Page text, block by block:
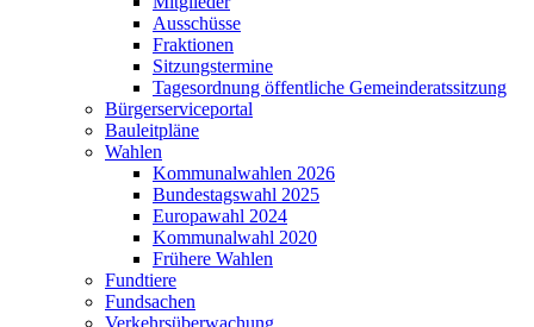
Ausschüsse
Fraktionen
Sitzungstermine
Tagesordnung öffentliche Gemeinderatssitzung
Bürgerserviceportal
Bauleitpläne
Wahlen
Kommunalwahlen 2026
Bundestagswahl 2025
Europawahl 2024
Kommunalwahl 2020
Frühere Wahlen
Fundtiere
Fundsachen
Verkehrsüberwachung